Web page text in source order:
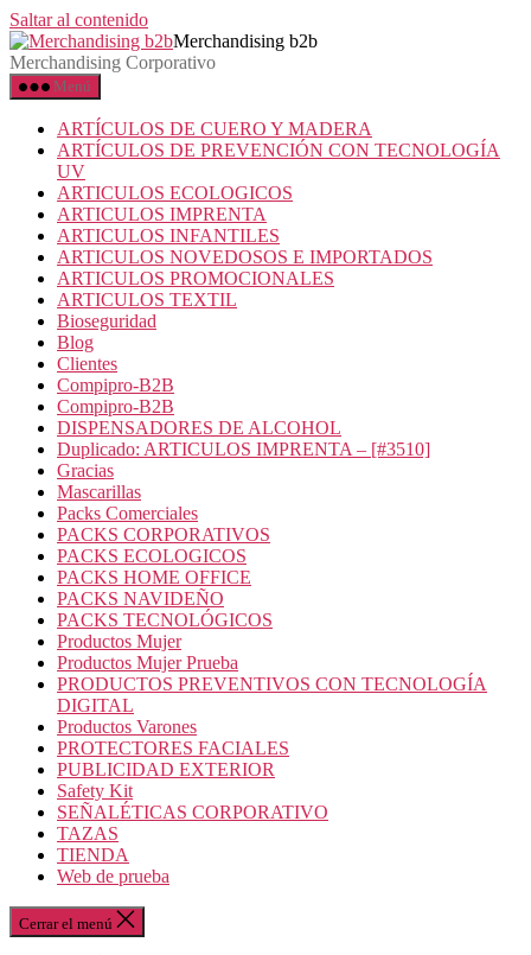
Saltar al contenido
Merchandising b2b
Merchandising Corporativo
Menú
ARTÍCULOS DE CUERO Y MADERA
ARTÍCULOS DE PREVENCIÓN CON TECNOLOGÍA
UV
ARTICULOS ECOLOGICOS
ARTICULOS IMPRENTA
ARTICULOS INFANTILES
ARTICULOS NOVEDOSOS E IMPORTADOS
ARTICULOS PROMOCIONALES
ARTICULOS TEXTIL
Bioseguridad
Blog
Clientes
Compipro-B2B
Compipro-B2B
DISPENSADORES DE ALCOHOL
Duplicado: ARTICULOS IMPRENTA – [#3510]
Gracias
Mascarillas
Packs Comerciales
PACKS CORPORATIVOS
PACKS ECOLOGICOS
PACKS HOME OFFICE
PACKS NAVIDEÑO
PACKS TECNOLÓGICOS
Productos Mujer
Productos Mujer Prueba
PRODUCTOS PREVENTIVOS CON TECNOLOGÍA
DIGITAL
Productos Varones
PROTECTORES FACIALES
PUBLICIDAD EXTERIOR
Safety Kit
SEÑALÉTICAS CORPORATIVO
TAZAS
TIENDA
Web de prueba
Cerrar el menú